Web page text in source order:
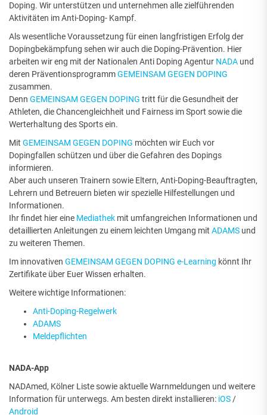
Doping. Wir unterstützen und unternehmen alle zielführenden
Aktivitäten im Anti-Doping- Kampf.
Als wesentliche Voraussetzung für einen langfristigen Erfolg der
Dopingbekämpfung sehen wir auch die Doping-Prävention. Hier
arbeiten wir eng mit der Nationalen Anti Doping Agentur NADA und
deren PräventionsprogrammGEMEINSAM GEGEN DOPING
zusammen.
Denn GEMEINSAM GEGEN DOPING tritt für die Gesundheit der
Athleten, die Chancengleichheit und Fairness im Sport sowie die
Werterhaltung des Sports ein.
Mit GEMEINSAM GEGEN DOPING möchten wir Euch vor
Dopingfallen schützen und über die Gefahren des Dopings
informieren.
Aber auch unseren Trainern sowie Eltern, Anti-Doping-Beauftragten,
Lehrern und Betreuern bieten wir spezielle Hilfestellungen und
Informationen.
Ihr findet hier eine Mediathek mit umfangreichen Informationen und
detaillierten Anleitungen zu einem leichten Umgang mit ADAMS und
zu weiteren Themen.
Im innovativen GEMEINSAM GEGEN DOPING e-Learning könnt Ihr
Zertifikate über Euer Wissen erhalten.
Weitere wichtige Informationen:
Anti-Doping-Regelwerk
ADAMS
Meldepflichten
NADA-App
NADAmed, Kölner Liste sowie aktuelle Warnmeldungen und weitere
Information für unterwegs. Am besten direkt installieren: iOS /
Android